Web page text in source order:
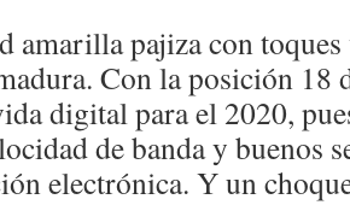
amarilla pajiza con
Con la posición 18
digital para el 2020,
de banda y buenos
electrónica. Y un